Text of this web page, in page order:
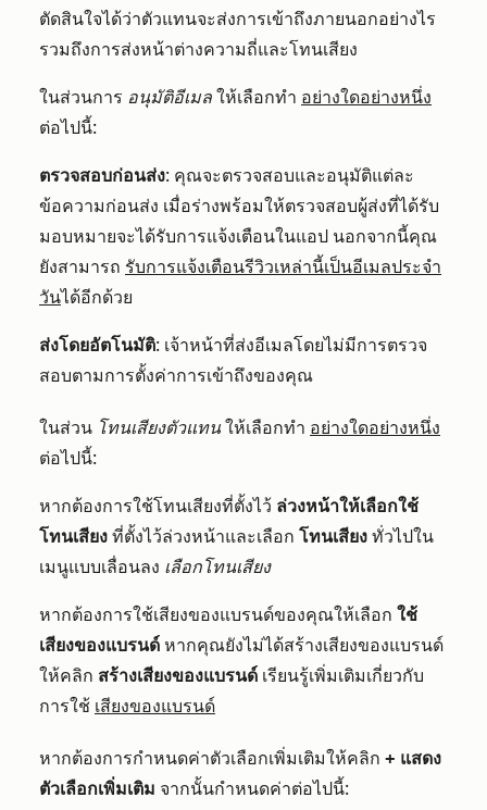
ตัดสินใจได้ว่าตัวแทนจะส่งการเข้าถึงภายนอกอย่างไร
รวมถึงการส่งหน้าต่างความถี่และโทนเสียง
ในส่วนการ อนุมัติอีเมล ให้เลือกทำ อย่างใดอย่างหนึ่ง
ต่อไปนี้:
ตรวจสอบก่อนส่ง: คุณจะตรวจสอบและอนุมัติแต่ละ
ข้อความก่อนส่ง เมื่อร่างพร้อมให้ตรวจสอบผู้ส่งที่ได้รับ
มอบหมายจะได้รับการแจ้งเตือนในแอป นอกจากนี้คุณ
ยังสามารถ รับการแจ้งเตือนรีวิวเหล่านี้เป็นอีเมลประจำ
วันได้อีกด้วย
ส่งโดยอัตโนมัติ: เจ้าหน้าที่ส่งอีเมลโดยไม่มีการตรวจ
สอบตามการตั้งค่าการเข้าถึงของคุณ
ในส่วน โทนเสียงตัวแทน ให้เลือกทำ อย่างใดอย่างหนึ่ง
ต่อไปนี้:
หากต้องการใช้โทนเสียงที่ตั้งไว้ ล่วงหน้าให้เลือกใช้
โทนเสียง ที่ตั้งไว้ล่วงหน้าและเลือก โทนเสียง ทั่วไปใน
เมนูแบบเลื่อนลง เลือกโทนเสียง
หากต้องการใช้เสียงของแบรนด์ของคุณให้เลือก ใช้
เสียงของแบรนด์ หากคุณยังไม่ได้สร้างเสียงของแบรนด์
ให้คลิก สร้างเสียงของแบรนด์ เรียนรู้เพิ่มเติมเกี่ยวกับ
การใช้ เสียงของแบรนด์
หากต้องการกำหนดค่าตัวเลือกเพิ่มเติมให้คลิก + แสดง
ตัวเลือกเพิ่มเติม จากนั้นกำหนดค่าต่อไปนี้: